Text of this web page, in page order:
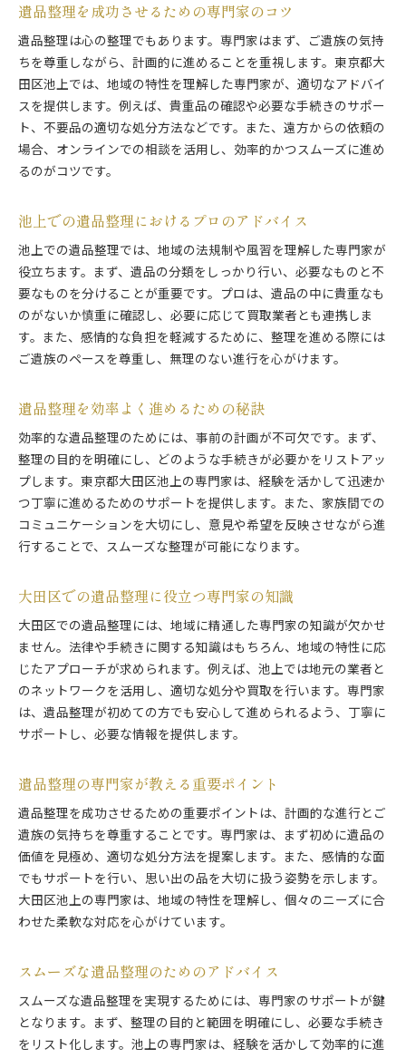
遺品整理を成功させるための専門家のコツ
遺品整理は心の整理でもあります。専門家はまず、ご遺族の気持
ちを尊重しながら、計画的に進めることを重視します。東京都大
田区池上では、地域の特性を理解した専門家が、適切なアドバイ
スを提供します。例えば、貴重品の確認や必要な手続きのサポー
ト、不要品の適切な処分方法などです。また、遠方からの依頼の
場合、オンラインでの相談を活用し、効率的かつスムーズに進め
るのがコツです。
池上での遺品整理におけるプロのアドバイス
池上での遺品整理では、地域の法規制や風習を理解した専門家が
役立ちます。まず、遺品の分類をしっかり行い、必要なものと不
要なものを分けることが重要です。プロは、遺品の中に貴重なも
のがないか慎重に確認し、必要に応じて買取業者とも連携しま
す。また、感情的な負担を軽減するために、整理を進める際には
ご遺族のペースを尊重し、無理のない進行を心がけます。
遺品整理を効率よく進めるための秘訣
効率的な遺品整理のためには、事前の計画が不可欠です。まず、
整理の目的を明確にし、どのような手続きが必要かをリストアッ
プします。東京都大田区池上の専門家は、経験を活かして迅速か
つ丁寧に進めるためのサポートを提供します。また、家族間での
コミュニケーションを大切にし、意見や希望を反映させながら進
行することで、スムーズな整理が可能になります。
大田区での遺品整理に役立つ専門家の知識
大田区での遺品整理には、地域に精通した専門家の知識が欠かせ
ません。法律や手続きに関する知識はもちろん、地域の特性に応
じたアプローチが求められます。例えば、池上では地元の業者と
のネットワークを活用し、適切な処分や買取を行います。専門家
は、遺品整理が初めての方でも安心して進められるよう、丁寧に
サポートし、必要な情報を提供します。
遺品整理の専門家が教える重要ポイント
遺品整理を成功させるための重要ポイントは、計画的な進行とご
遺族の気持ちを尊重することです。専門家は、まず初めに遺品の
価値を見極め、適切な処分方法を提案します。また、感情的な面
でもサポートを行い、思い出の品を大切に扱う姿勢を示します。
大田区池上の専門家は、地域の特性を理解し、個々のニーズに合
わせた柔軟な対応を心がけています。
スムーズな遺品整理のためのアドバイス
スムーズな遺品整理を実現するためには、専門家のサポートが鍵
となります。まず、整理の目的と範囲を明確にし、必要な手続き
をリスト化します。池上の専門家は、経験を活かして効率的に進